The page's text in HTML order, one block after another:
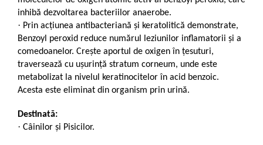
inhibă dezvoltarea bacteriilor anaerobe.
· Prin acțiunea antibacteriană și keratolitică demonstrate,
Benzoyl peroxid reduce numărul leziunilor inflamatorii și a
comedoanelor. Crește aportul de oxigen în țesuturi,
traversează cu ușurință stratum corneum, unde este
metabolizat la nivelul keratinocitelor în acid benzoic.
Acesta este eliminat din organism prin urină.
Destinată:
· Câinilor și Pisicilor.